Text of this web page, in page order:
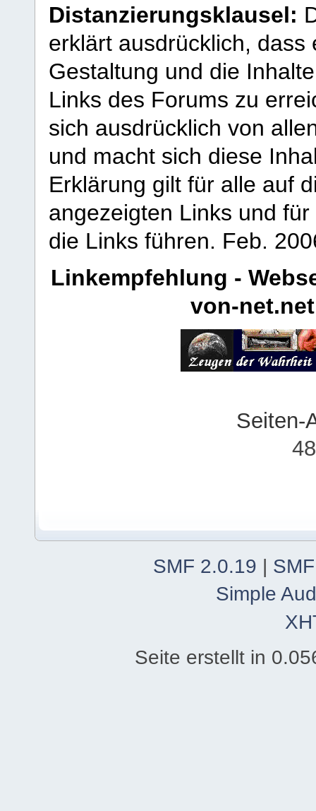
Distanzierungsklausel:
erklärt ausdrücklich,
Gestaltung und die
Links des Forums zu
sich ausdrücklich von
und macht sich diese
Erklärung gilt für alle auf
angezeigten Links und
die Links führen. Feb.
Linkempfehlung -
von-net.net
Seiten-
SMF 2.0.19 |
Simple
Seite erstellt in